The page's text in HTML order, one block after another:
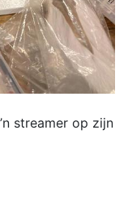
streamer op zijn